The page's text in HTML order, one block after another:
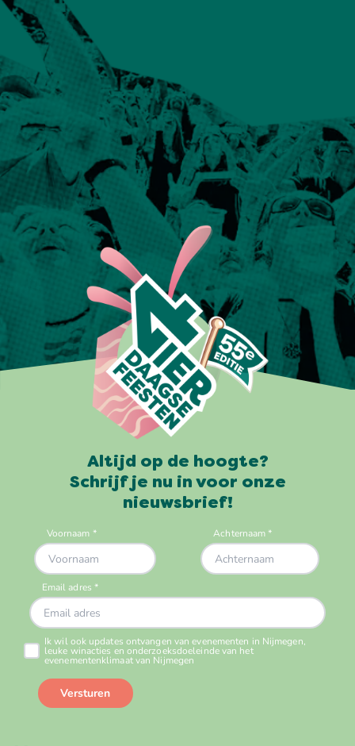
Altijd op de hoogte?
Schrijf je nu in voor onze
nieuwsbrief!